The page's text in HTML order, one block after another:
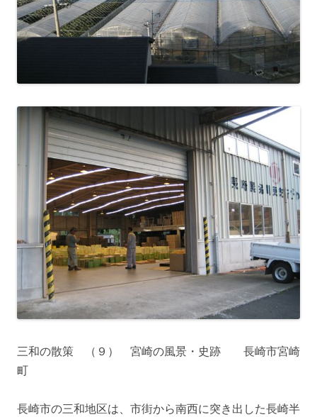
三和の散策 （９） 宮崎の風景・史跡 長崎市宮崎
町
長崎市の三和地区は、市街から南西に突き出した長崎半